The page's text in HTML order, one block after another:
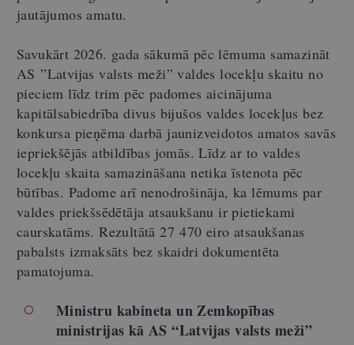
jautājumos amatu.
Savukārt 2026. gada sākumā pēc lēmuma samazināt
AS ”Latvijas valsts meži” valdes locekļu skaitu no
pieciem līdz trim pēc padomes aicinājuma
kapitālsabiedrība divus bijušos valdes locekļus bez
konkursa pieņēma darbā jaunizveidotos amatos savās
iepriekšējās atbildības jomās. Līdz ar to valdes
locekļu skaita samazināšana netika īstenota pēc
būtības. Padome arī nenodrošināja, ka lēmums par
valdes priekšsēdētāja atsaukšanu ir pietiekami
caurskatāms. Rezultātā 27 470 eiro atsaukšanas
pabalsts izmaksāts bez skaidri dokumentēta
pamatojuma.
Ministru kabineta un Zemkopības
ministrijas kā AS “Latvijas valsts meži”